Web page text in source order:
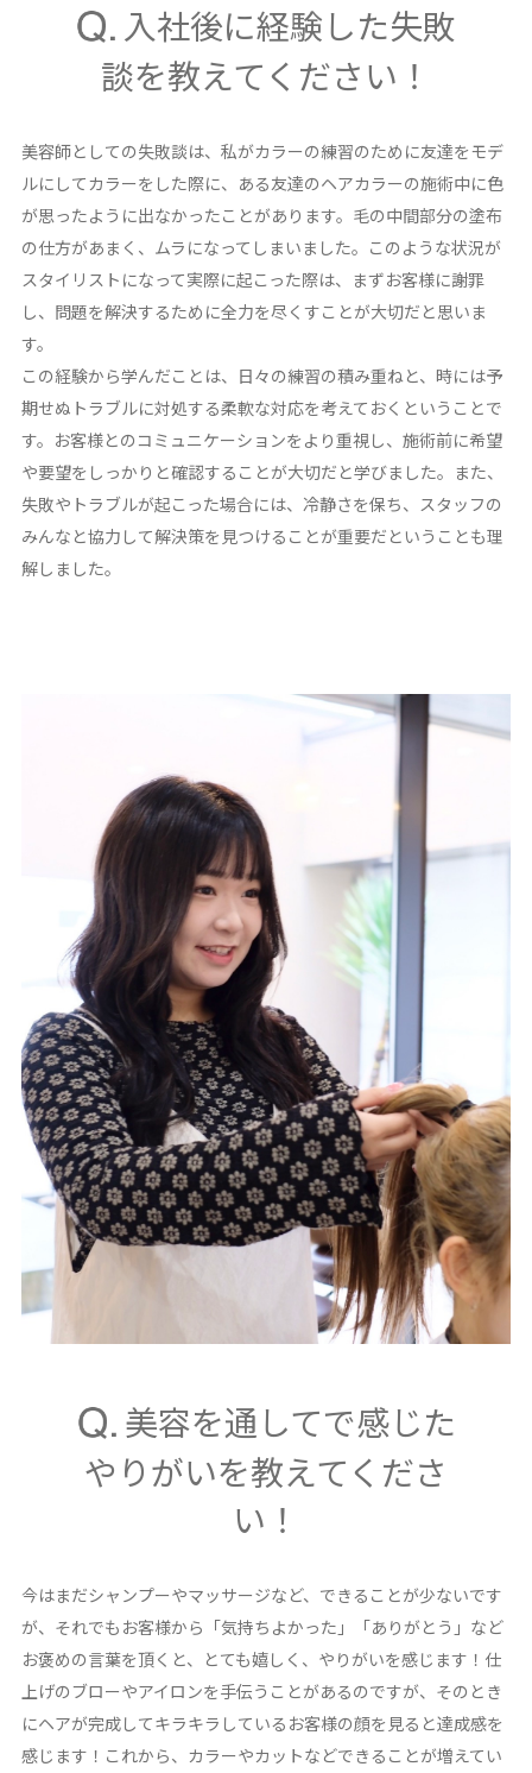
入社後に経験した失敗
談を教えてください！
美容師としての失敗談は、私がカラーの練習のために友達をモデ
ルにしてカラーをした際に、ある友達のヘアカラーの施術中に色
が思ったように出なかったことがあります。毛の中間部分の塗布
の仕方があまく、ムラになってしまいました。このような状況が
スタイリストになって実際に起こった際は、まずお客様に謝罪
し、問題を解決するために全力を尽くすことが大切だと思いま
す。
この経験から学んだことは、日々の練習の積み重ねと、時には予
期せぬトラブルに対処する柔軟な対応を考えておくということで
す。お客様とのコミュニケーションをより重視し、施術前に希望
や要望をしっかりと確認することが大切だと学びました。また、
失敗やトラブルが起こった場合には、冷静さを保ち、スタッフの
みんなと協力して解決策を見つけることが重要だということも理
解しました。
美容を通してで感じた
やりがいを教えてくださ
い！
今はまだシャンプーやマッサージなど、できることが少ないです
が、それでもお客様から「気持ちよかった」「ありがとう」など
お褒めの言葉を頂くと、とても嬉しく、やりがいを感じます！仕
上げのブローやアイロンを手伝うことがあるのですが、そのとき
にヘアが完成してキラキラしているお客様の顔を見ると達成感を
感じます！これから、カラーやカットなどできることが増えてい